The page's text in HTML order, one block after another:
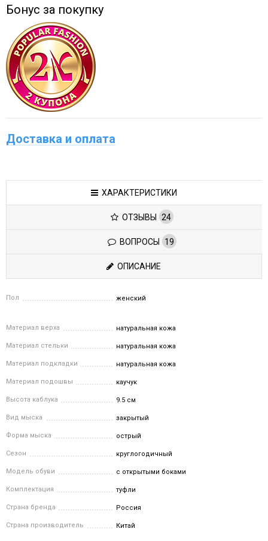
Бонус за покупку
Доставка и оплата
ХАРАКТЕРИСТИКИ
ОТЗЫВЫ 24
ВОПРОСЫ 19
ОПИСАНИЕ
Пол женский
Материал верха натуральная кожа
Материал стельки натуральная кожа
Материал подкладки натуральная кожа
Материал подошвы каучук
Высота каблука 9.5 см
Вид мыска закрытый
Форма мыска острый
Сезон круглогодичный
Модель обуви с открытыми боками
Комплектация туфли
Страна бренда Россия
Страна производитель Китай